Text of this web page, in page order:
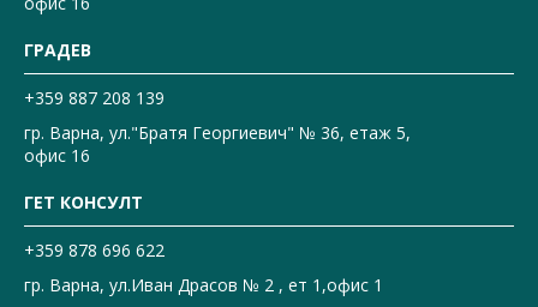
ГРАДЕВ
+359 887 208 139
гр. Варна, ул."Братя Георгиевич" № 36, етаж 5,
офис 16
ГЕТ КОНСУЛТ
+359 878 696 622
гр. Варна, ул.Иван Драсов № 2 , ет 1,офис 1